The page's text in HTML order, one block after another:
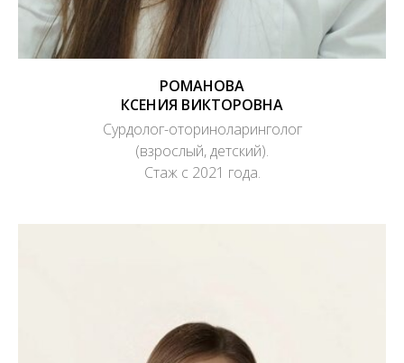
РОМАНОВА
КСЕНИЯ ВИКТОРОВНА
Сурдолог-оториноларинголог
(взрослый, детский).
Стаж с 2021 года.